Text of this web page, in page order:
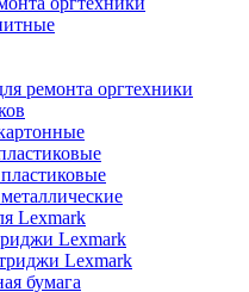
ремонта оргтехники
Lexmark
Lexmark
Lexmark
бумага